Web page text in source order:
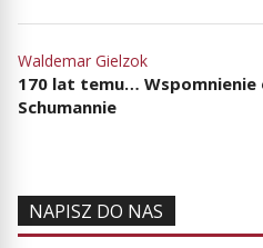
Waldemar Gielzok
170 lat temu… Wspomnienie
Schumannie
NAPISZ DO NAS